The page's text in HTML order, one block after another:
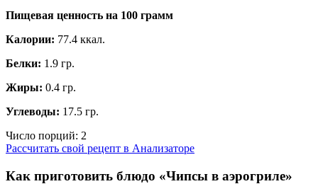
Пищевая ценность на 100 грамм
Калории: 77.4 ккал.
Белки: 1.9 гр.
Жиры: 0.4 гр.
Углеводы: 17.5 гр.
Число порций: 2
Рассчитать свой рецепт в Анализаторе
Как приготовить блюдо «Чипсы в аэрогриле»